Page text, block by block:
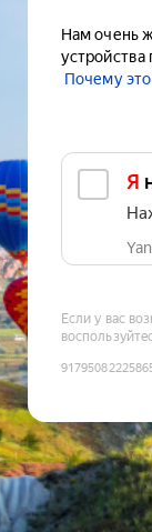
Нам очень
устройства
Почему
Если у вас